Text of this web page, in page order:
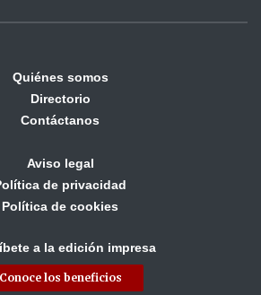
Quiénes somos
Directorio
Contáctanos
Aviso legal
de privacidad
Política de cookies
a la edición impresa
Conoce los beneficios